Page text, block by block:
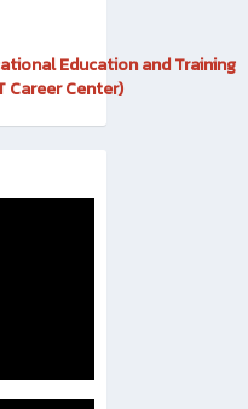
of Innovation and
Center
Standards